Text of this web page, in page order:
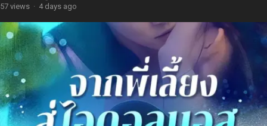
57 views · 4 days ago